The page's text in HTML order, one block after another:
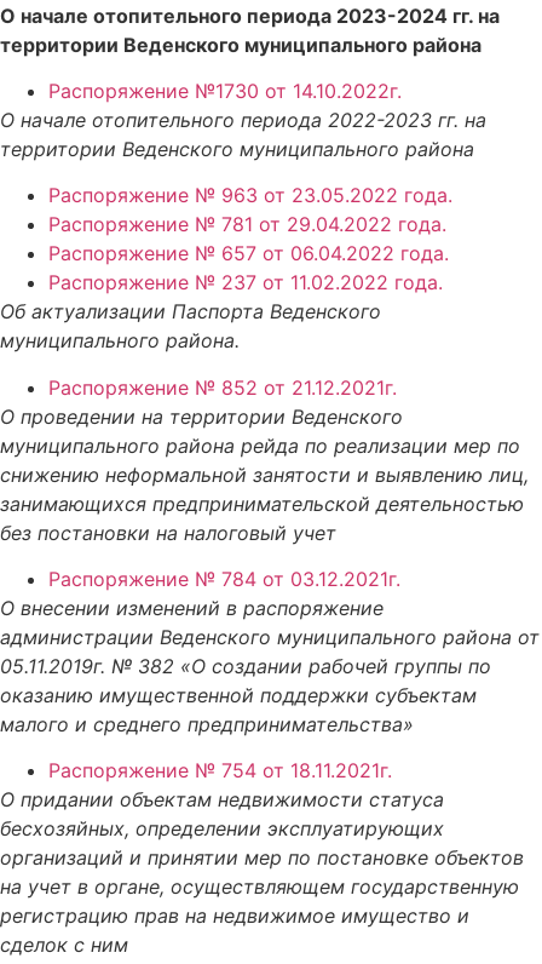
О начале отопительного периода 2023-2024 гг. на
территории Веденского муниципального района
Распоряжение №1730 от 14.10.2022г.
О начале отопительного периода 2022-2023 гг. на
территории Веденского муниципального района
Распоряжение № 963 от 23.05.2022 года.
Распоряжение № 781 от 29.04.2022 года.
Распоряжение № 657 от 06.04.2022 года.
Распоряжение № 237 от 11.02.2022 года.
Об актуализации Паспорта Веденского
муниципального района.
Распоряжение № 852 от 21.12.2021г.
О проведении на территории Веденского
муниципального района рейда по реализации мер по
снижению неформальной занятости и выявлению лиц,
занимающихся предпринимательской деятельностью
без постановки на налоговый учет
Распоряжение № 784 от 03.12.2021г.
О внесении изменений в распоряжение
администрации Веденского муниципального района от
05.11.2019г. № 382 «О создании рабочей группы по
оказанию имущественной поддержки субъектам
малого и среднего предпринимательства»
Распоряжение № 754 от 18.11.2021г.
О придании объектам недвижимости статуса
бесхозяйных, определении эксплуатирующих
организаций и принятии мер по постановке объектов
на учет в органе, осуществляющем государственную
регистрацию прав на недвижимое имущество и
сделок с ним